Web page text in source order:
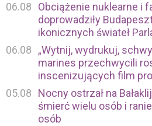
06.08
Obciążenie nuklearne i
doprowadziły
ikonicznych świateł
06.08
„Wytnij, wydrukuj,
marines przechwycili
inscenizujących film
05.08
Nocny ostrzał na
śmierć wielu osób i
osób